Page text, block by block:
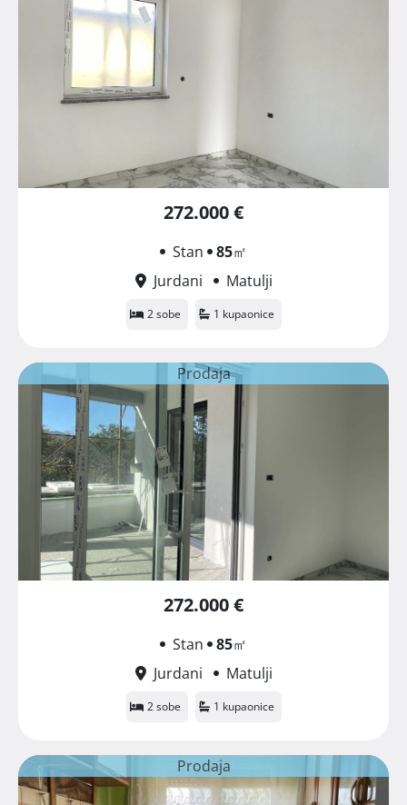
272.000 €
Stan 85㎡
Jurdani
Matulji
2 sobe 1 kupaonice
Prodaja
272.000 €
Stan 85㎡
Jurdani
Matulji
2 sobe 1 kupaonice
Prodaja